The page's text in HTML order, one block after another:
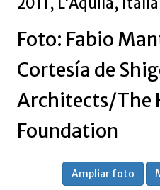
2011, L'Aquila, Italia
Foto: Fabio
Cortesía de
Architects/The
Foundation
Ampliar foto